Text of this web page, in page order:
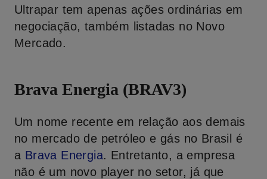
Ultrapar tem apenas ações ordinárias em
negociação, também listadas no Novo
Mercado.
Brava Energia (BRAV3)
Um nome recente em relação aos demais
no mercado de petróleo e gás no Brasil é
a Brava Energia. Entretanto, a empresa
não é um novo player no setor, já que